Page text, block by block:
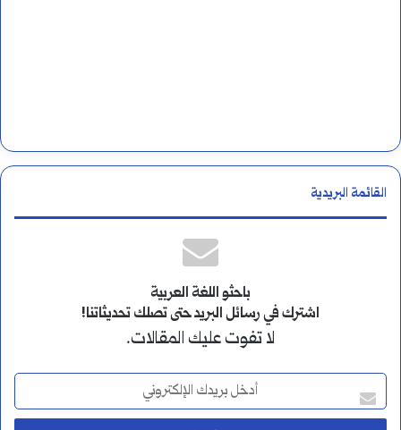
القائمة البريدية
باحثو اللغة العربية
اشترك في رسائل البريد حتى تصلك تحديثاتنا!
لا تفوت عليك المقالات.